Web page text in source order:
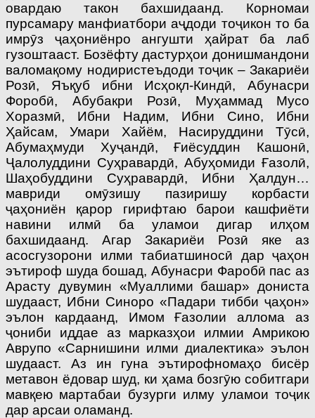
овардаю такон бахшидаанд. Корномаи
пурсамару манфиатбори аҷдоди тоҷикон то ба
имрӯз ҷаҳониёнро ангушти ҳайрат ба лаб
гузоштааст. Бозёфту дастурҳои донишмандони
валомақому нодиристеъдоди тоҷик – Закариёи
Розӣ, Яъқуб ибни Исҳоқл-Киндӣ, Абунасри
Форобӣ, Абубакри Розӣ, Муҳаммад Мусо
Хоразмӣ, Ибни Надим, Ибни Сино, Ибни
Ҳайсам, Умари Хайём, Насируддини Тӯсӣ,
Абумаҳмуди Хуҷандӣ, Ғиёсуддин Кашонӣ,
Ҷалолуддини Суҳравардӣ, Абуҳомиди Ғазолӣ,
Шаҳобуддини Суҳравардӣ, Ибни Ҳалдун…
мавриди омӯзишу пазиришу корбасти
ҷаҳониён қарор гирифтаю барои кашфиёти
навини илмӣ ба уламои дигар илҳом
бахшидаанд. Агар Закариёи Розӣ яке аз
асосгузорони илми табиатшиносӣ дар ҷаҳон
эътироф шуда бошад, Абунасри Фаробӣ пас аз
Арасту дувумин «Муаллими башар» дониста
шудааст, Ибни Синоро «Падари тибби ҷаҳон»
эълон кардаанд, Имом Ғазолии аллома аз
ҷониби иддае аз марказҳои илмии Амрикою
Аврупо «Сарнишини илми диалектика» эълон
шудааст. Аз ин гуна эътирофномаҳо бисёр
метавон ёдовар шуд, ки ҳама бозгӯю собитгари
мавқею мартабаи бузурги илму уламои тоҷик
дар арсаи оламанд.